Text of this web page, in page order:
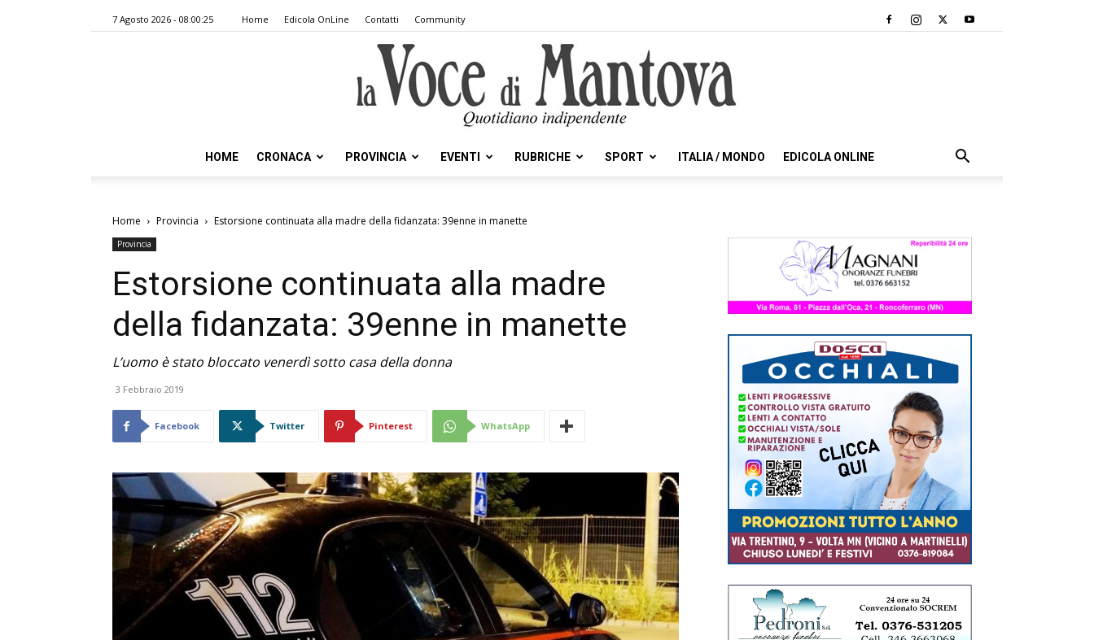
7 Agosto 2026 - 08:00:25 Home Edicola OnLine Contatti Community
Voce
HOME CRONACA PROVINCIA EVENTI RUBRICHE SPORT ITALIA / MONDO EDICOLA ONLINE
Home Provincia Estorsione continuata alla madre della fidanzata: 39enne in manette
Provincia
Estorsione continuata alla madre
della fidanzata: 39enne in manette
L’uomo è stato bloccato venerdì sotto casa della donna
3 Febbraio 2019
Facebook Twitter Pinterest WhatsApp